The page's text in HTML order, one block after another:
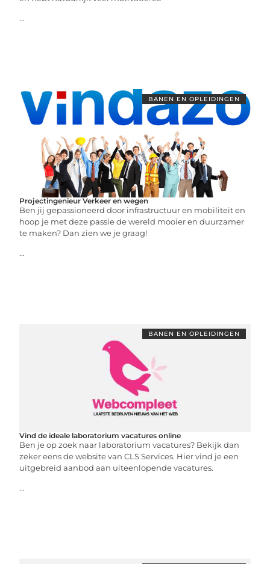
...
BANEN EN OPLEIDINGEN
Projectingenieur Verkeer en wegen
Ben jij gepassioneerd door infrastructuur en mobiliteit en
hoop je met deze passie de wereld mooier en duurzamer
te maken? Dan zien we je graag!
...
BANEN EN OPLEIDINGEN
Vind de ideale laboratorium vacatures online
Ben je op zoek naar laboratorium vacatures? Bekijk dan
zeker eens de website van CLS Services. Hier vind je een
uitgebreid aanbod aan uiteenlopende vacatures.
...